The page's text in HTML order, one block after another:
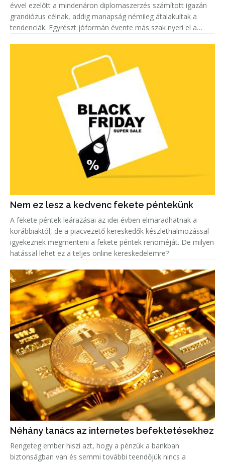
évvel ezelőtt a mindenáron diplomaszerzés számított igazán
grandiózus célnak, addig manapság némileg átalakultak a
tendenciák. Egyrészt jóformán évente más szak nyeri el a
Nem ez lesz a kedvenc fekete péntekünk
A fekete péntek leárazásai az idei évben elmaradhatnak a
korábbiaktól, de a piacvezető kereskedők készlethalmozással
igyekeznek megmenteni a fekete péntek renoméját. De milyen
hatással lehet ez a teljes online kereskedelemre?
Néhány tanács az internetes befektetésekhez
Rengeteg ember hiszi azt, hogy a pénzük a bankban
biztonságban van és semmi további teendőjük nincs a